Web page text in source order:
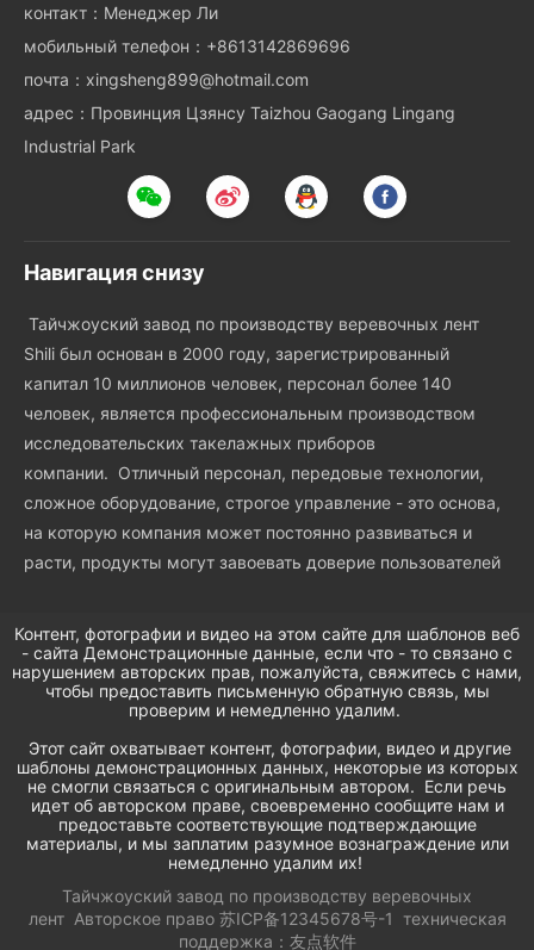
контакт：Менеджер Ли
мобильный телефон：+8613142869696
почта：xingsheng899@hotmail.com
адрес：Провинция Цзянсу Taizhou Gaogang Lingang
Industrial Park
Навигация снизу
Тайчжоуский завод по производству веревочных лент
Shili был основан в 2000 году, зарегистрированный
капитал 10 миллионов человек, персонал более 140
человек, является профессиональным производством
исследовательских такелажных приборов
компании. Отличный персонал, передовые технологии,
сложное оборудование, строгое управление - это основа,
на которую компания может постоянно развиваться и
расти, продукты могут завоевать доверие пользователей
Контент, фотографии и видео на этом сайте для шаблонов веб
- сайта Демонстрационные данные, если что - то связано с
нарушением авторских прав, пожалуйста, свяжитесь с нами,
чтобы предоставить письменную обратную связь, мы
проверим и немедленно удалим.
Этот сайт охватывает контент, фотографии, видео и другие
шаблоны демонстрационных данных, некоторые из которых
не смогли связаться с оригинальным автором. Если речь
идет об авторском праве, своевременно сообщите нам и
предоставьте соответствующие подтверждающие
материалы, и мы заплатим разумное вознаграждение или
немедленно удалим их!
Тайчжоуский завод по производству веревочных
лент Авторское право 苏ICP备12345678号-1 техническая
поддержка： 友点软件